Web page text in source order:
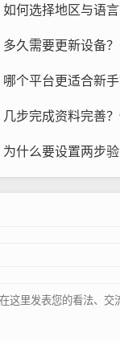
何选择地区与语
久需要更新设备
平台更适合新手？
步完成资料完善
什么要设置两步